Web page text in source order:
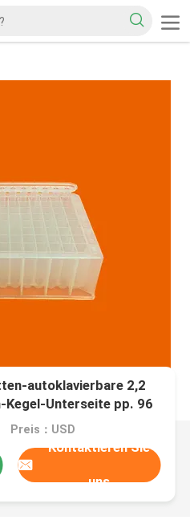
autoklavierbare 2,2
Unterseite pp. 96
Preis：USD
Kontaktieren Sie
uns